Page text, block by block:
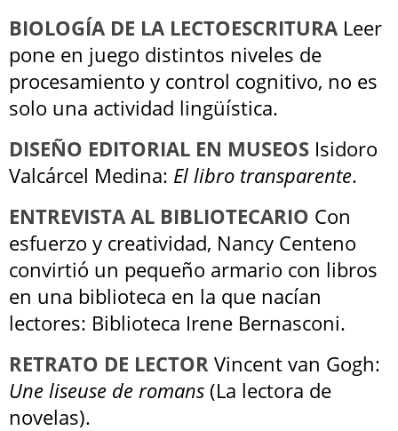
BIOLOGÍA DE LA LECTOESCRITURA Leer
pone en juego distintos niveles de
procesamiento y control cognitivo, no es
solo una actividad lingüística.
DISEÑO EDITORIAL EN MUSEOS Isidoro
Valcárcel Medina: El libro transparente.
ENTREVISTA AL BIBLIOTECARIO Con
esfuerzo y creatividad, Nancy Centeno
convirtió un pequeño armario con libros
en una biblioteca en la que nacían
lectores: Biblioteca Irene Bernasconi.
RETRATO DE LECTOR Vincent van Gogh:
Une liseuse de romans (La lectora de
novelas).